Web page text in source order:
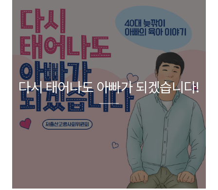
다시 태어나도 아빠가 되겠습니다!